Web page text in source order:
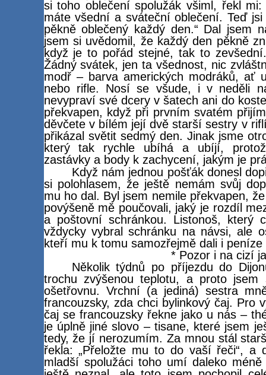
si toho oblečení spolužák všiml, řekl mi:
máte všední a sváteční oblečení. Teď
pěkně oblečený každý den.“ Dal jsem
jsem si uvědomil, že každý den pěkně
když je to pořád stejné, tak to
Žádný svátek, jen ta všednost, nic
modř – barva amerických modráků, ať
nebo rifle. Nosí se všude, i v neděli
nevypraví své dcery v šatech ani do
překvapen, když při prvním svatém
děvčete v bílém její dvě starší sestry v
přikázal světit sedmý den. Jinak jsme
který tak rychle ubíhá a ubíjí,
zastávky a body k zachycení, jakým je
Když nám jednou pošťák donesl
si polohlasem, že ještě nemám svůj
mu ho dal. Byl jsem nemile překvapen,
povýšeně mě poučovali, jaký je rozdíl
a poštovní schránkou. Listonoš, který
vždycky vybral schránku na návsi, ale
kteří mu k tomu samozřejmě dali i peníze
* Pozor i na cizí
Několik týdnů po příjezdu do
trochu zvýšenou teplotu, a proto
ošetřovnu. Vrchní (a jediná) sestra
francouzsky, zda chci bylinkový čaj. Pro
čaj se francouzsky řekne jako u nás –
je úplně jiné slovo – tisane, které jsem
tedy, že jí nerozumím. Za mnou stál
řekla: „Přeložte mu to do vaší řeči“, a
mladší spolužáci toho umí daleko